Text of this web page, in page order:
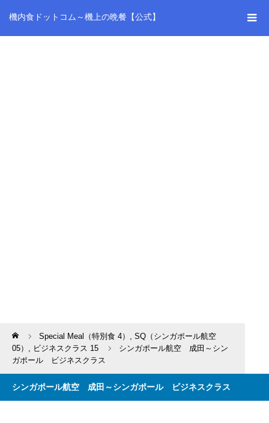
機内食ドットコム～機上の晩餐【公式】
Home Special Meal（特別食 4） , SQ（シンガポール航空
05） , ビジネスクラス 15
シンガポール航空 成田～シン
ガポール ビジネスクラス
シンガポール航空 成田～シンガポール ビジネスクラス